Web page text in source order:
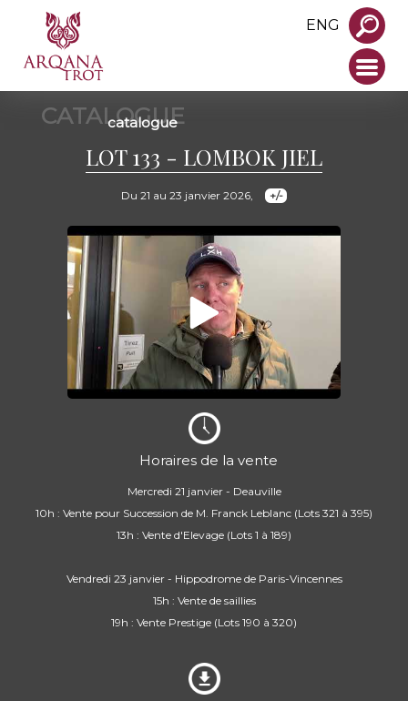
ENG
CATALOGUE
catalogue
LOT 133 - LOMBOK JIEL
Du 21 au 23 janvier 2026,
Horaires de la vente
Mercredi 21 janvier - Deauville
10h : Vente pour Succession de M. Franck Leblanc (Lots 321 à 395)
13h : Vente d'Elevage (Lots 1 à 189)
Vendredi 23 janvier - Hippodrome de Paris-Vincennes
15h : Vente de saillies
19h : Vente Prestige (Lots 190 à 320)